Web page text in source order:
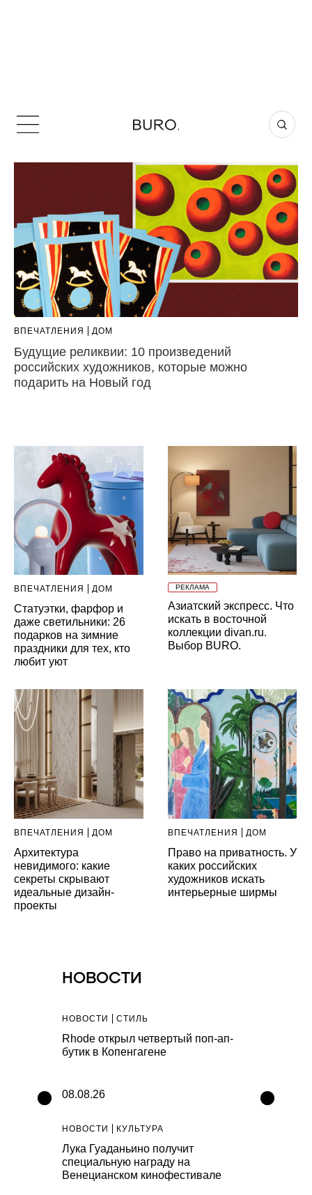
ВПЕЧАТЛЕНИЯ ДОМ
Будущие реликвии: 10 произведений
российских художников, которые можно
подарить на Новый год
ВПЕЧАТЛЕНИЯ ДОМ
Статуэтки, фарфор и
даже светильники: 26
подарков на зимние
праздники для тех, кто
любит уют
РЕКЛАМА
Азиатский экспресс. Что
искать в восточной
коллекции divan.ru.
Выбор BURO.
ВПЕЧАТЛЕНИЯ ДОМ
Архитектура
невидимого: какие
секреты скрывают
идеальные дизайн-
проекты
ВПЕЧАТЛЕНИЯ ДОМ
Право на приватность. У
каких российских
художников искать
интерьерные ширмы
НОВОСТИ
НОВОСТИ СТИЛЬ
Rhode открыл четвертый поп-ап-
бутик в Копенгагене
08.08.26
НОВОСТИ КУЛЬТУРА
Лука Гуаданьино получит
специальную награду на
Венецианском кинофестивале
07.08.26